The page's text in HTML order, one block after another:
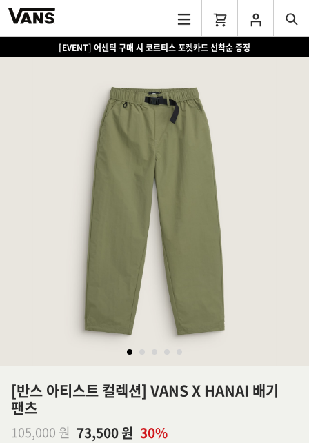
[EVENT] 15만원 이상 구매 시 쿨러백 증정
[반스 아티스트 컬렉션] VANS X HANAI 배기
팬츠
105,000 원 73,500 원 30%